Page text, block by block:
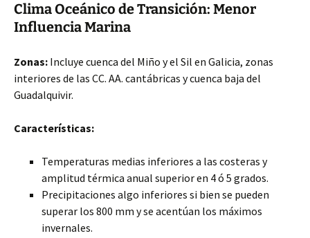
Clima Oceánico de Transición: Menor
Influencia Marina
Zonas: Incluye cuenca del Miño y el Sil en Galicia, zonas
interiores de las CC. AA. cantábricas y cuenca baja del
Guadalquivir.
Características:
Temperaturas medias inferiores a las costeras y
amplitud térmica anual superior en 4 ó 5 grados.
Precipitaciones algo inferiores si bien se pueden
superar los 800 mm y se acentúan los máximos
invernales.